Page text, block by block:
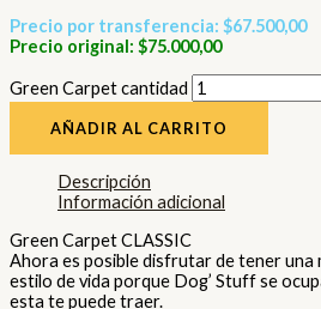
Precio por transferencia: $67.500,00
Precio original: $75.000,00
Green Carpet cantidad
AÑADIR AL CARRITO
Descripción
Información adicional
Green Carpet CLASSIC
Ahora es posible disfrutar de tener una
estilo de vida porque Dog’ Stuff se
esta te puede traer.